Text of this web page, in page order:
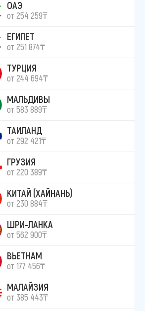
ОАЭ
от 254 259₸
ЕГИПЕТ
от 251 874₸
ТУРЦИЯ
от 244 694₸
МАЛЬДИВЫ
от 583 889₸
ТАИЛАНД
от 292 421₸
ГРУЗИЯ
от 220 389₸
КИТАЙ (ХАЙНАНЬ)
от 230 884₸
ШРИ-ЛАНКА
от 562 900₸
ВЬЕТНАМ
от 177 456₸
МАЛАЙЗИЯ
от 385 443₸